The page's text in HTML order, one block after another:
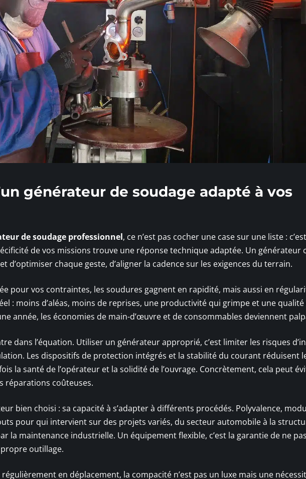
générateur de soudage adapté à vos
de soudage professionnel, ce n’est pas cocher une case sur une liste : c’est
de vos missions trouve une réponse technique adaptée. Un générateur
d’optimiser chaque geste, d’aligner la cadence sur les exigences du terrain.
pour vos contraintes, les soudures gagnent en rapidité, mais aussi en
: moins d’aléas, moins de reprises, une productivité qui grimpe et une
année, les économies de main-d’œuvre et de consommables deviennent
dans l’équation. Utiliser un générateur approprié, c’est limiter les risques
Les dispositifs de protection intégrés et la stabilité du courant réduisent
la santé de l’opérateur et la solidité de l’ouvrage. Concrètement, cela peut
réparations coûteuses.
bien choisi : sa capacité à s’adapter à différents procédés. Polyvalence,
pour qui intervient sur des projets variés, du secteur automobile à la
la maintenance industrielle. Un équipement flexible, c’est la garantie de ne
outillage.
en déplacement, la compacité n’est pas un luxe mais une